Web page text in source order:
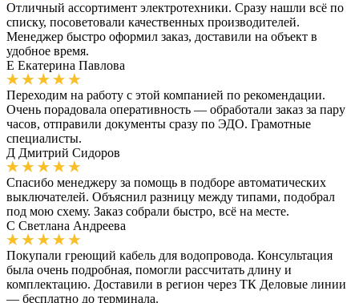
Отличный ассортимент электротехники. Сразу нашли всё по
списку, посоветовали качественных производителей.
Менеджер быстро оформил заказ, доставили на объект в
удобное время.
Е Екатерина Павлова
Переходим на работу с этой компанией по рекомендации.
Очень порадовала оперативность — обработали заказ за пару
часов, отправили документы сразу по ЭДО. Грамотные
специалисты.
Д Дмитрий Сидоров
Спасибо менеджеру за помощь в подборе автоматических
выключателей. Объяснил разницу между типами, подобрал
под мою схему. Заказ собрали быстро, всё на месте.
С Светлана Андреева
Покупали греющий кабель для водопровода. Консультация
была очень подробная, помогли рассчитать длину и
комплектацию. Доставили в регион через ТК Деловые линии
— бесплатно до терминала.